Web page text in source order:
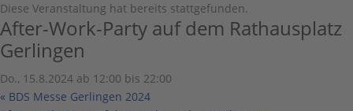
Diese Veranstaltung hat bereits stattgefunden.
After-Work-Party auf dem Rathausplatz
Gerlingen
Do., 15.8.2024 ab 12:00 bis 22:00
« BDS Messe Gerlingen 2024